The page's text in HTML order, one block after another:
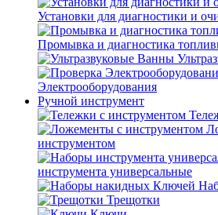
Установки для диагностики и
Промывка и диагностика
Электрооборудования
Ручной инструмент
инструментом
инструмента универсальные
Трещотки